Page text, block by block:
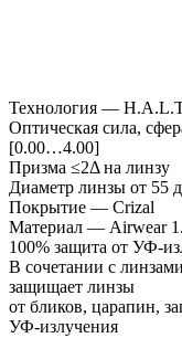
Технология —
Оптическая сила,
[0.00…4.00]
Призма ≤2Δ на линзу
Диаметр линзы от 55
Покрытие — Crizal
Материал — Airwear
100% защита от УФ-
В сочетании с
защищает линзы
от бликов, царапин,
УФ-излучения